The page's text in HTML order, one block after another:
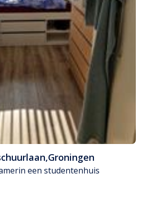
,Groningen
in een studentenhuis